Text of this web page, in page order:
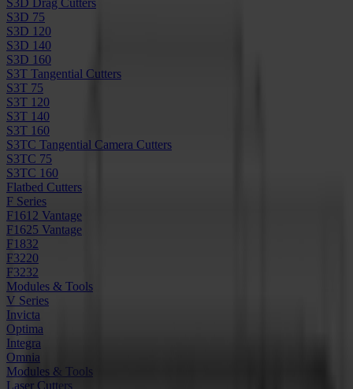
S3D Drag Cutters
S3D 75
S3D 120
S3D 140
S3D 160
S3T Tangential Cutters
S3T 75
S3T 120
S3T 140
S3T 160
S3TC Tangential Camera Cutters
S3TC 75
S3TC 160
Flatbed Cutters
F Series
F1612 Vantage
F1625 Vantage
F1832
F3220
F3232
Modules & Tools
V Series
Invicta
Optima
Integra
Omnia
Modules & Tools
Laser Cutters